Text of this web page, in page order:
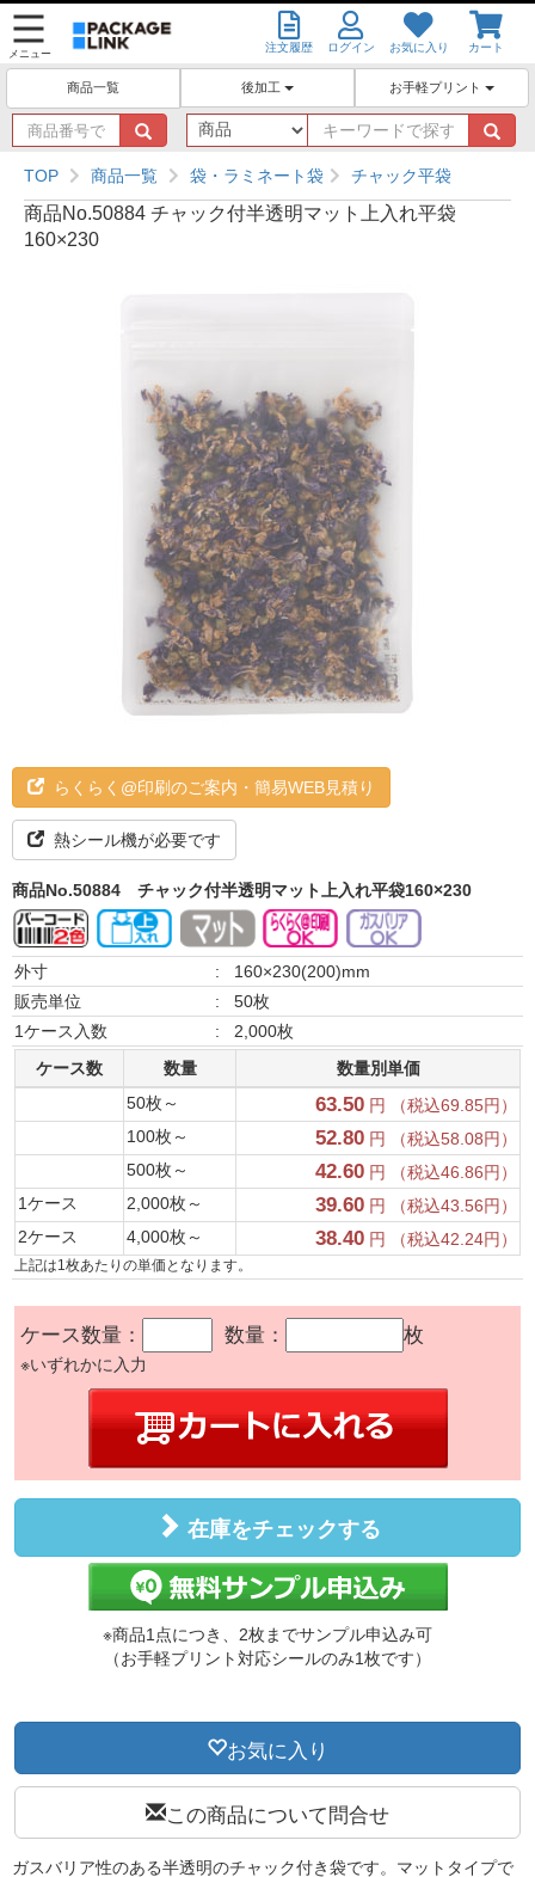
メニュー 注文履歴 ログイン お気に入り カート
商品一覧 後加工 お手軽プリント
商
品
番
号
で
探
キ
ー
ワ
ー
ド
TOP 商品一覧 袋・ラミネート袋 チャック平袋
商品No.50884 チャック付半透明マット上入れ平袋
160×230
らくらく@印刷のご案内・簡易WEB見積り
熱シール機が必要です
商品No.50884 チャック付半透明マット上入れ平袋160×230
外寸 :
160×230(200)mm
販売単位
:
50枚
1ケース入数
:
2,000枚
ケース数
数量
数量別単価
50枚～
63.50 円 （税込69.85円）
100枚～
52.80 円 （税込58.08円）
500枚～
42.60 円 （税込46.86円）
1ケース
2,000枚～ 39.60 円 （税込43.56円）
2ケース
4,000枚～ 38.40 円 （税込42.24円）
上記は1枚あたりの単価となります。
ケース数量： 数量： 枚
※いずれかに入力
在庫をチェックする
※商品1点につき、2枚までサンプル申込み可
（お手軽プリント対応シールのみ1枚です）
お気に入り
この商品について問合せ
ガスバリア性のある半透明のチャック付き袋です。マットタイプで